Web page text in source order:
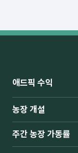
애드픽 수익
농장 개설
주간 농장 가동률